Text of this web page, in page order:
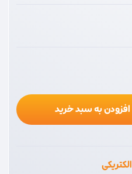
افزودن به سبد خرید
الکتریکی